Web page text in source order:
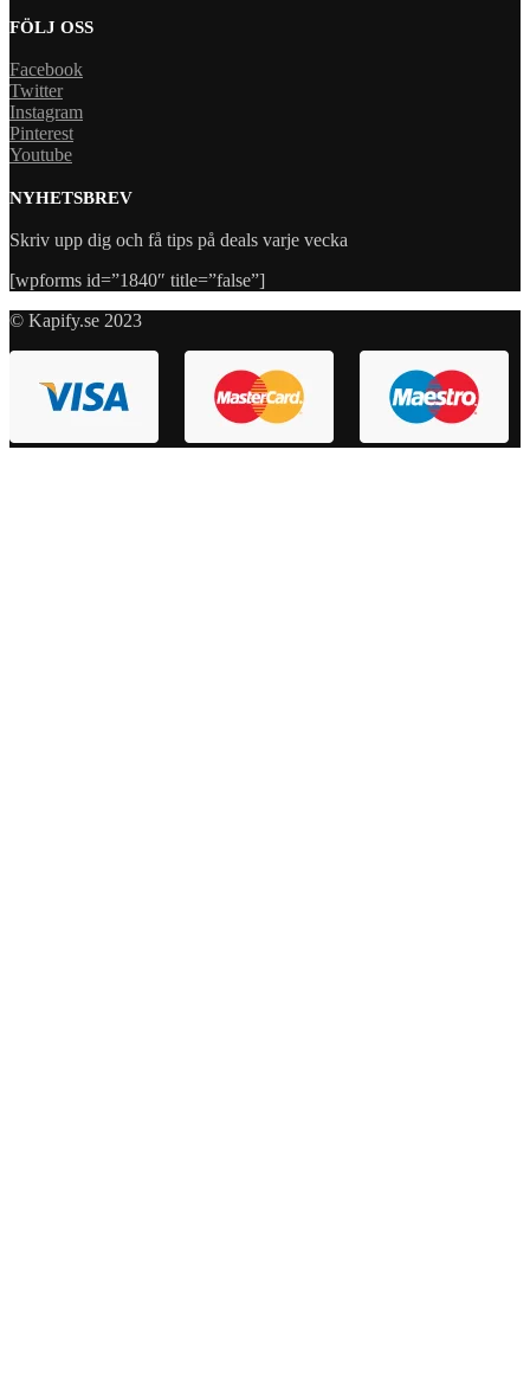
FÖLJ OSS
Facebook
Twitter
Instagram
Pinterest
Youtube
NYHETSBREV
Skriv upp dig och få tips på deals varje vecka
[wpforms id=”1840″ title=”false”]
© Kapify.se 2023